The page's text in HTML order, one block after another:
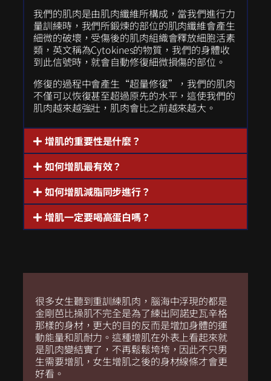
我們的肌肉是由肌肉纖維所構成，當我們進行力
量訓練時，我們所鍛煉的部位的肌肉纖維會產生
細微的破壞，受傷後的肌肉組織會釋放細胞活素
類，英文稱為Cytokines的物質，我們的身體收
到此信號時，就會自動修復細微損傷的部位。
修復的過程中會產生“超量修復”，我們的肌肉
不僅可以恢復甚至超過原先的水平，這使我們的
肌肉越來越強壯，肌肉會比之前越來越大。
增肌的重要性是什麼？
如何增肌最有效？
如何增肌減脂同步進行？
增肌一定要喝高蛋白嗎？
很多女生聽到重訓練肌肉，腦海中浮現的都是
金剛芭比操肌不完全是為了練出阿諾史瓦辛格
那樣的身材，更大的目的反而是增加身體的運
動能量和肌耐力。這種增肌在外表上看起來就
是肌肉變結實了，不再鬆鬆垮垮，因此不只男
生需要增肌，女生增肌之後的身材線條才會更
好看。